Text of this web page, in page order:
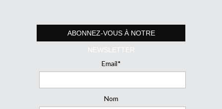
ABONNEZ-VOUS À NOTRE
NEWSLETTER
Email*
Nom